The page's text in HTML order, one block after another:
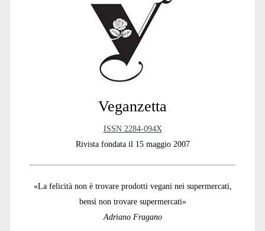
Veganzetta
ISSN 2284-094X
Rivista fondata il 15 maggio 2007
«La felicità non è trovare prodotti vegani nei supermercati,
bensì non trovare supermercati»
Adriano Fragano